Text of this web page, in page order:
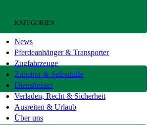
KATEGORIEN
News
Pferdeanhänger & Transporter
Zugfahrzeuge
Zubehör & Selbsthilfe
Dienstleister
Verladen, Recht & Sicherheit
Ausreiten & Urlaub
Über uns